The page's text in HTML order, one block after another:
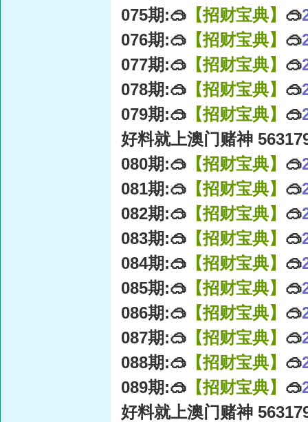
075期:🥽 【招财宝典】 🥽
076期:🥽 【招财宝典】 🥽
077期:🥽 【招财宝典】 🥽
078期:🥽 【招财宝典】 🥽
079期:🥽 【招财宝典】 🥽
好料就上澳门赌神
080期:🥽 【招财宝典】 🥽
081期:🥽 【招财宝典】 🥽
082期:🥽 【招财宝典】 🥽
083期:🥽 【招财宝典】 🥽
084期:🥽 【招财宝典】 🥽
085期:🥽 【招财宝典】 🥽
086期:🥽 【招财宝典】 🥽
087期:🥽 【招财宝典】 🥽
088期:🥽 【招财宝典】 🥽
089期:🥽 【招财宝典】 🥽
好料就上澳门赌神